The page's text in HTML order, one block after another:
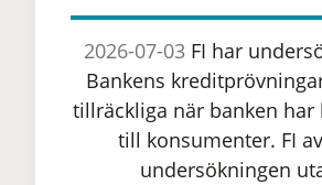
2026-07-03 FI har
Bankens
tillräckliga när banken har
till konsumenter. FI
undersökningen